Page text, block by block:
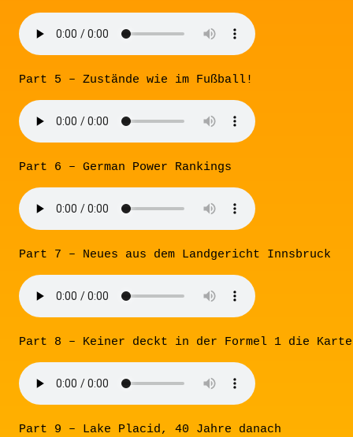
Part 5 – Zustände wie im Fußball!
Part 6 – German Power Rankings
Part 7 – Neues aus dem Landgericht Innsbruck
Part 8 – Keiner deckt in der Formel 1 die
Part 9 – Lake Placid, 40 Jahre danach